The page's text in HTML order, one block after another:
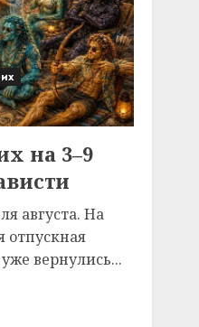
на 3–9
августа. На
отпускная
вернулись...